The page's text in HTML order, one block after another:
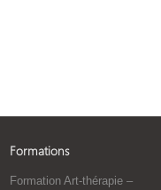
Formations
Formation Art-thérapie –